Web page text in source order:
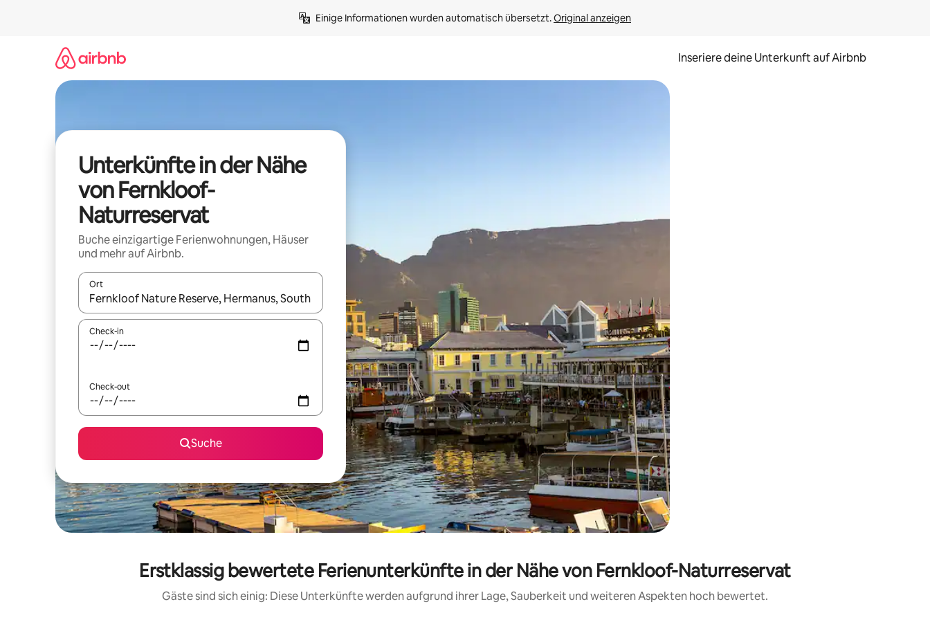
Einige Informationen wurden automatisch übersetzt. Original anzeigen
Inseriere deine Unterkunft auf Airbnb
Unterkünfte in der Nähe
von Fernkloof-
Naturreservat
Buche einzigartige Ferienwohnungen, Häuser
und mehr auf Airbnb.
Ort
Wenn Ergebnisse verfügbar sind, navigiere mit den Pfeiltasten nach oben und unten oder erkunde die Ergebnisse durch Berühren oder Wischgesten.
Check-in
Check-out
Suche
Erstklassig bewertete Ferienunterkünfte in der Nähe von Fernkloof-Naturreservat
Gäste sind sich einig: Diese Unterkünfte werden aufgrund ihrer Lage, Sauberkeit und weiteren Aspekten hoch bewertet.